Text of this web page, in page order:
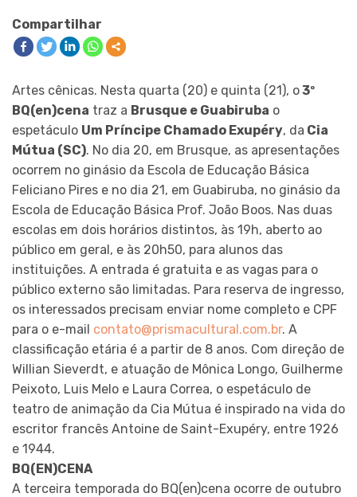
Compartilhar
Artes cênicas. Nesta quarta (20) e quinta (21), o3º
BQ(en)cena traz a Brusque e Guabiruba o
espetáculo Um Príncipe Chamado Exupéry, da Cia
Mútua (SC). No dia 20, em Brusque, as apresentações
ocorrem no ginásio da Escola de Educação Básica
Feliciano Pires e no dia 21, em Guabiruba, no ginásio da
Escola de Educação Básica Prof. João Boos. Nas duas
escolas em dois horários distintos, às 19h, aberto ao
público em geral, e às 20h50, para alunos das
instituições. A entrada é gratuita e as vagas para o
público externo são limitadas. Para reserva de ingresso,
os interessados precisam enviar nome completo e CPF
para o e-mail contato@prismacultural.com.br. A
classificação etária é a partir de 8 anos. Com direção de
Willian Sieverdt, e atuação de Mônica Longo, Guilherme
Peixoto, Luis Melo e Laura Correa, o espetáculo de
teatro de animação da Cia Mútua é inspirado na vida do
escritor francês Antoine de Saint-Exupéry, entre 1926
e 1944.
BQ(EN)CENA
A terceira temporada do BQ(en)cena ocorre de outubro